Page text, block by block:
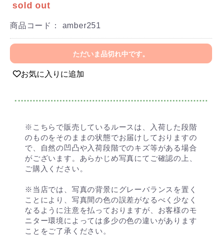
sold out
商品コード： amber251
ただいま品切れ中です。
お気に入りに追加
※こちらで販売しているルースは、入荷した段階
のものをそのままの状態でお届けしておりますの
で、自然の凹凸や入荷段階でのキズ等がある場合
がございます。あらかじめ写真にてご確認の上、
ご購入ください。
※当店では、写真の背景にグレーバランスを置く
ことにより、写真間の色の誤差がなるべく少なく
なるように注意を払っておりますが、お客様のモ
ニター環境によっては多少の色の違いがあります
ことをご了承ください。